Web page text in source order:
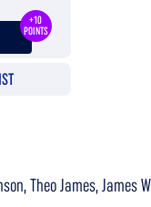
+10
POINTS
Theo James, James